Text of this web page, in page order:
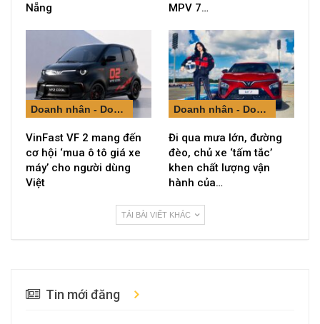
Nẵng
MPV 7…
Doanh nhân - Doanh nghiệp
VinFast VF 2 mang đến
cơ hội ‘mua ô tô giá xe
máy’ cho người dùng
Việt
Doanh nhân - Doanh nghiệp
Đi qua mưa lớn, đường
đèo, chủ xe ‘tấm tắc’
khen chất lượng vận
hành của…
TẢI BÀI VIẾT KHÁC
Tin mới đăng